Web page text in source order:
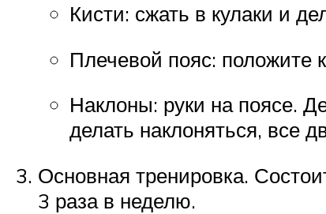
Кисти: сжать в кулаки и
Плечевой пояс: положите
Наклоны: руки на поясе.
делать наклоняться, все
Основная тренировка.
3 раза в неделю.